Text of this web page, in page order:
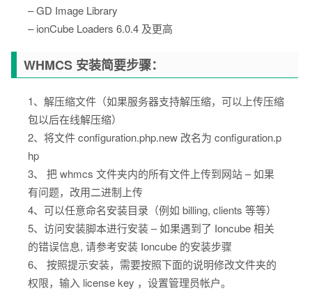
– GD Image Library
– ionCube Loaders 6.0.4 及更高
WHMCS 安装简要步骤：
1、解压缩文件（如果服务器支持解压缩，可以上传压缩
包以后在线解压缩）
2、将文件 configuration.php.new 改名为 configuration.p
hp
3、 把 whmcs 文件夹内的所有文件上传到网站 – 如果
有问题，改用二进制上传
4、可以任意命名安装目录（例如 billing, clients 等等）
5、访问安装脚本进行安装 – 如果遇到了 Ioncube 相关
的错误信息, 请参考安装 Ioncube 的安装步骤
6、 按照提示安装，需要按照下面的说明修改文件夹的
权限，输入 license key ，设置管理员帐户。